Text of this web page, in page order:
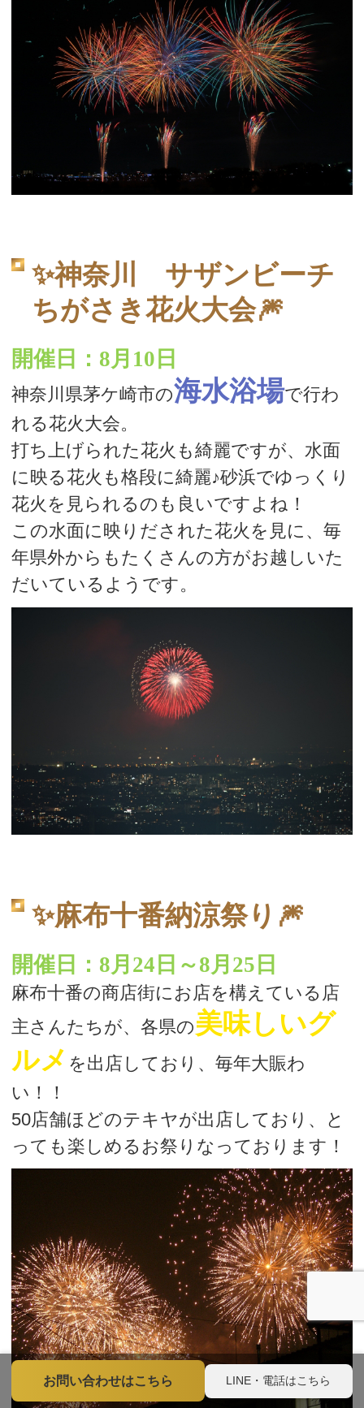
✨神奈川 サザンビーチ
ちがさき花火大会🎆
開催日：8月10日
神奈川県茅ケ崎市の海水浴場で行わ
れる花火大会。
打ち上げられた花火も綺麗ですが、水面
に映る花火も格段に綺麗♪砂浜でゆっくり
花火を見られるのも良いですよね！
この水面に映りだされた花火を見に、毎
年県外からもたくさんの方がお越しいた
だいているようです。
✨麻布十番納涼祭り🎆
開催日：8月24日～8月25日
麻布十番の商店街にお店を構えている店
主さんたちが、各県の美味しいグ
ルメ を出店しており、毎年大賑わ
い！！
50店舗ほどのテキヤが出店しており、と
っても楽しめるお祭りなっております！
お問い合わせはこちら LINE・電話はこちら